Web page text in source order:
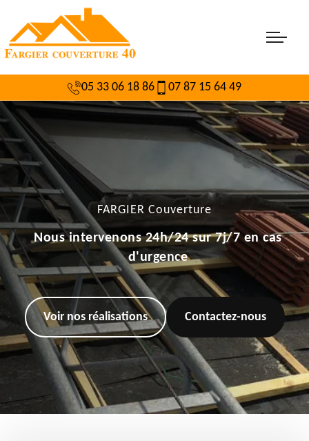
05 33 06 18 86 07 87 15 64 49
FARGIER Couverture
Nous intervenons 24h/24 sur 7j/7 en cas
d'urgence
Voir nos réalisations Contactez-nous